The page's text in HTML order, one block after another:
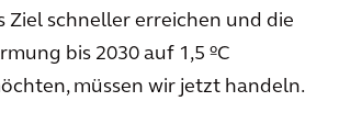
Ziel schneller erreichen und die
bis 2030 auf 1,5 ºC
müssen wir jetzt handeln.